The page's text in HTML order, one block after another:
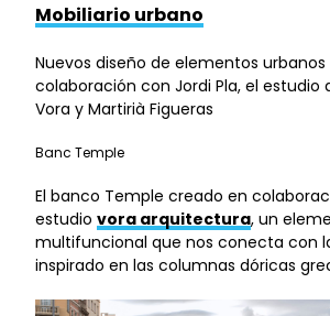
Mobiliario urbano
Nuevos diseño de elementos
colaboración con Jordi Pla, el estudio
Vora y Martirià Figueras
Banc Temple
El banco Temple creado en
estudio vora arquitectura, un
multifuncional que nos conecta con
inspirado en las columnas dóricas